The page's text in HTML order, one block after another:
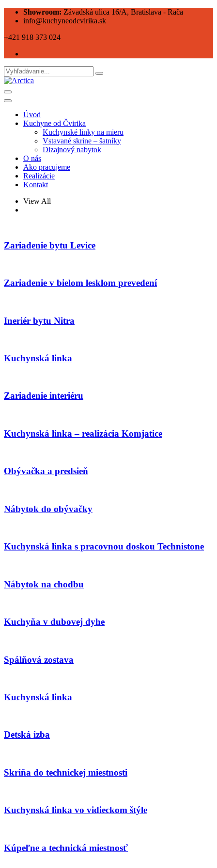
Showroom: Závadská ulica 16/A, Bratislava - Rača
info@kuchyneodcvirika.sk
+421 918 373 024
Úvod
Kuchyne od Čvirika
Kuchynské linky na mieru
Vstavané skrine – šatníky
Dizajnový nabytok
O nás
Ako pracujeme
Realizácie
Kontakt
View All
Zariadenie bytu Levice
Zariadenie v bielom lesklom prevedení
Ineriér bytu Nitra
Kuchynská linka
Zariadenie interiéru
Kuchynská linka – realizácia Komjatice
Obývačka a predsieň
Nábytok do obývačky
Kuchynská linka s pracovnou doskou Technistone
Nábytok na chodbu
Kuchyňa v dubovej dyhe
Spálňová zostava
Kuchynská linka
Detská izba
Skriňa do technickej miestnosti
Kuchynská linka vo vidieckom štýle
Kúpeľne a technická miestnosť